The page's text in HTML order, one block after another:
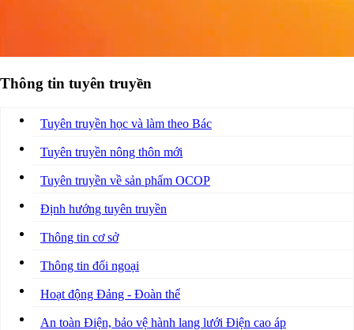
Thông tin tuyên truyền
Tuyên truyền học và làm theo Bác
Tuyên truyền nông thôn mới
Tuyên truyền về sản phẩm OCOP
Định hướng tuyên truyền
Thông tin cơ sở
Thông tin đối ngoại
Hoạt động Đảng - Đoàn thể
An toàn Điện, bảo vệ hành lang lưới Điện cao áp